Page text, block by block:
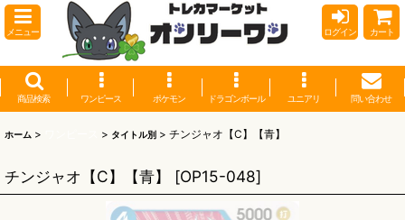
メニュー ログイン カート
商品検索 ワンピース ポケモン ドラゴンボール ユニアリ 問い合わせ
ホーム > > タイトル別 > チンジャオ【C】【青】
チンジャオ【C】【青】 [OP15-048]